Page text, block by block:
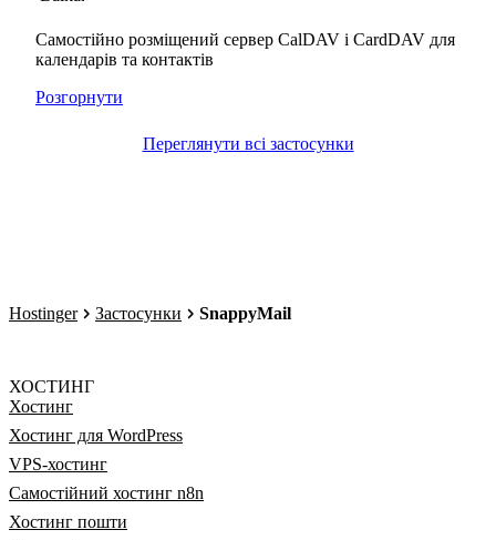
Самостійно розміщений сервер CalDAV і CardDAV для
календарів та контактів
Розгорнути
Переглянути всі застосунки
Hostinger Застосунки SnappyMail
ХОСТИНГ
Хостинг
Хостинг для WordPress
VPS-хостинг
Самостійний хостинг n8n
Хостинг пошти